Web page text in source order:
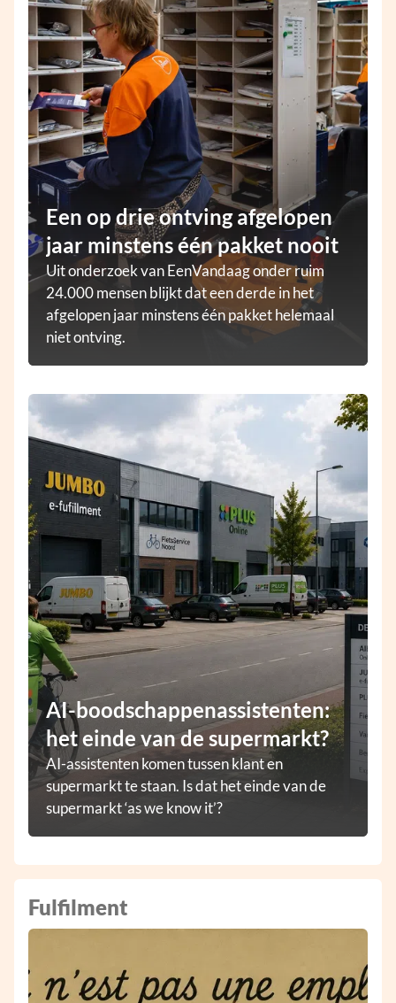
AI-boodschappenassistenten:
het einde van de supermarkt?
AI-assistenten komen tussen klant en
supermarkt te staan. Is dat het einde van de
supermarkt ‘as we know it’?
Een op drie ontving afgelopen
jaar minstens één pakket nooit
Uit onderzoek van EenVandaag onder ruim
24.000 mensen blijkt dat een derde in het
afgelopen jaar minstens één pakket helemaal
niet ontving.
Fulfilment